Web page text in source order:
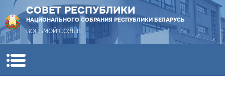
СОВЕТ РЕСПУБЛИКИ
НАЦИОНАЛЬНОГО СОБРАНИЯ РЕСПУБЛИКИ БЕЛАРУСЬ
ВОСЬМОЙ СОЗЫВ